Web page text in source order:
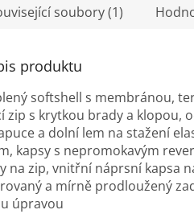
soubory (1)
produktu
softshell s membránou,
zip s krytkou brady a klopou,
a dolní lem na stažení
kapsy s nepromokavým
na zip, vnitřní náprsní kapsa
a mírně prodloužený
úpravou